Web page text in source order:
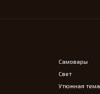
Самовары
Свет
Утюжная тема